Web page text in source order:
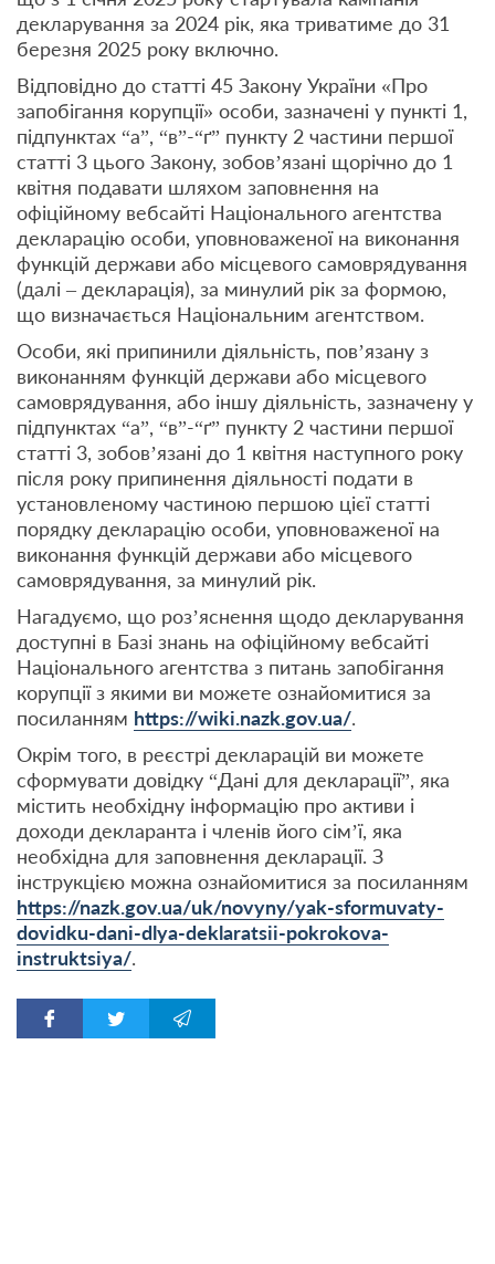
декларування за 2024 рік, яка триватиме до 31
березня 2025 року включно.
Відповідно до статті 45 Закону України «Про
запобігання корупції» особи, зазначені у пункті 1,
підпунктах “а”, “в”-“ґ” пункту 2 частини першої
статті 3 цього Закону, зобов’язані щорічно до 1
квітня подавати шляхом заповнення на
офіційному вебсайті Національного агентства
декларацію особи, уповноваженої на виконання
функцій держави або місцевого самоврядування
(далі – декларація), за минулий рік за формою,
що визначається Національним агентством.
Особи, які припинили діяльність, пов’язану з
виконанням функцій держави або місцевого
самоврядування, або іншу діяльність, зазначену у
підпунктах “а”, “в”-“ґ” пункту 2 частини першої
статті 3, зобов’язані до 1 квітня наступного року
після року припинення діяльності подати в
установленому частиною першою цієї статті
порядку декларацію особи, уповноваженої на
виконання функцій держави або місцевого
самоврядування, за минулий рік.
Нагадуємо, що роз’яснення щодо декларування
доступні в Базі знань на офіційному вебсайті
Національного агентства з питань запобігання
корупції з якими ви можете ознайомитися за
посиланням https://wiki.nazk.gov.ua/.
Окрім того, в реєстрі декларацій ви можете
сформувати довідку “Дані для декларації”, яка
містить необхідну інформацію про активи і
доходи декларанта і членів його сім’ї, яка
необхідна для заповнення декларації. З
інструкцією можна ознайомитися за посиланням
https://nazk.gov.ua/uk/novyny/yak-sformuvaty-
dovidku-dani-dlya-deklaratsii-pokrokova-
instruktsiya/.